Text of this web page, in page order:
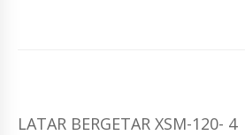
LATAR BERGETAR XSM-120- 4